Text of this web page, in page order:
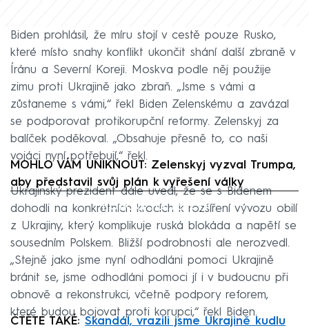
Biden prohlásil, že míru stojí v cestě pouze Rusko,
které místo snahy konflikt ukončit shání další zbraně v
Íránu a Severní Koreji. Moskva podle něj použije
zimu proti Ukrajině jako zbraň. „Jsme s vámi a
zůstaneme s vámi,“ řekl Biden Zelenskému a zavázal
se podporovat protikorupční reformy. Zelenskyj za
balíček poděkoval. „Obsahuje přesně to, co naši
vojáci nyní potřebují,“ řekl.
MOHLO VÁM UNIKNOUT: Zelenskyj vyzval Trumpa,
aby představil svůj plán k vyřešení války
Failed to fetch
Ukrajinský prezident dále uvedl, že se s Bidenem
dohodli na konkrétních krocích k rozšíření vývozu obilí
z Ukrajiny, který komplikuje ruská blokáda a napětí se
sousedním Polskem. Bližší podrobnosti ale nerozvedl.
„Stejně jako jsme nyní odhodláni pomoci Ukrajině
bránit se, jsme odhodláni pomoci jí i v budoucnu při
obnově a rekonstrukci, včetně podpory reforem,
které budou bojovat proti korupci,“ řekl Biden.
ČTĚTE TAKÉ: Skandál, vrazili jsme Ukrajině kudlu